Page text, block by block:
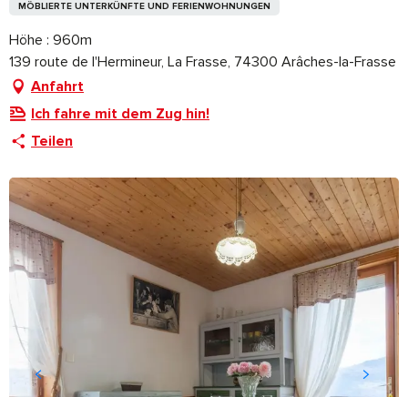
MÖBLIERTE UNTERKÜNFTE UND FERIENWOHNUNGEN
Höhe : 960m
139 route de l'Hermineur, La Frasse, 74300 Arâches-la-Frasse
Anfahrt
Ich fahre mit dem Zug hin!
Teilen